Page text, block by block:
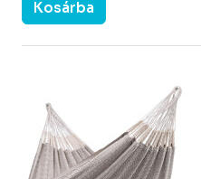
Kosárba